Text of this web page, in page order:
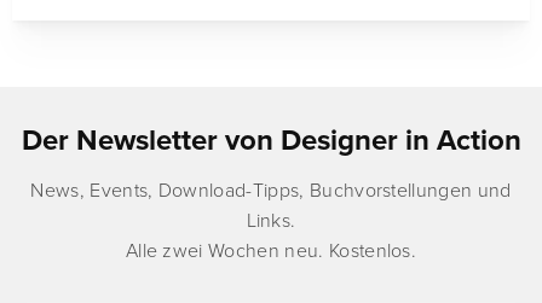
Der Newsletter von Designer in Action
News, Events, Download-Tipps, Buchvorstellungen und
Links.
Alle zwei Wochen neu. Kostenlos.